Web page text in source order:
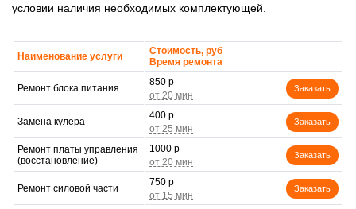
условии наличия необходимых комплектующей.
Наименование услуги
Стоимость, руб
Время ремонта
Ремонт блока питания
850 р
Заказать
Замена кулера
400 р
Заказать
Ремонт платы управления
(восстановление)
1000 р
Заказать
Ремонт силовой части
750 р
Заказать